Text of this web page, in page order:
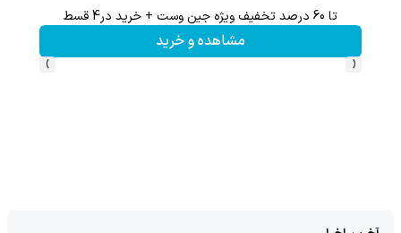
تا 60 درصد تخفیف ویژه جین وست + خرید در4 قسط
مشاهده و خرید
‹
›